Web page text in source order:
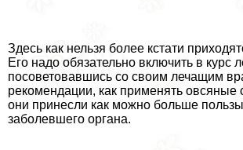
Здесь как нельзя более кстати
Его надо обязательно включить в курс
посоветовавшись со своим лечащим
рекомендации, как применять овсяные
они принесли как можно больше
заболевшего органа.